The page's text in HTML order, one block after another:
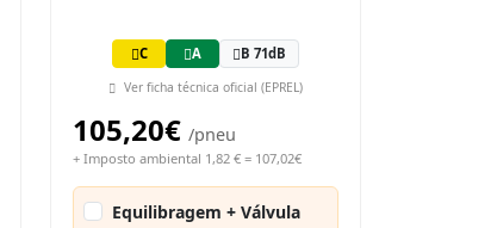
C A B 71dB
Ver ficha técnica oficial (EPREL)
105,20€ /pneu
+ Imposto ambiental 1,82 € = 107,02€
Equilibragem + Válvula